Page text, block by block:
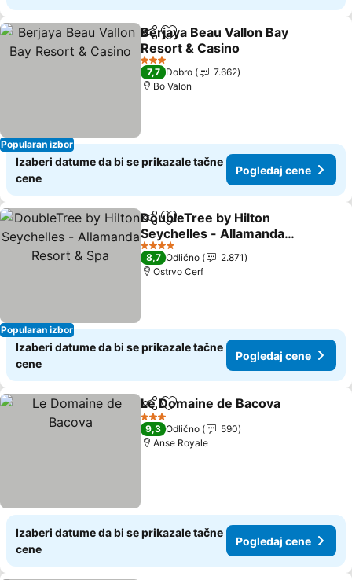
Popularan izbor
Deli Dodati u favorite
Berjaya Beau Vallon Bay
Resort & Casino
3 Zvezdice
7,7 Dobro
7.662
Bo Valon
Izaberi datume da bi se prikazale tačne
cene
Pogledaj cene
Popularan izbor
Deli Dodati u favorite
DoubleTree by Hilton
Seychelles - Allamanda
Resort & Spa
4 Zvezdice
8,7 Odlično
2.871
Ostrvo Cerf
Izaberi datume da bi se prikazale tačne
cene
Pogledaj cene
Deli Dodati u favorite
Le Domaine de Bacova
3 Zvezdice
9,3 Odlično
590
Anse Royale
Izaberi datume da bi se prikazale tačne
cene
Pogledaj cene